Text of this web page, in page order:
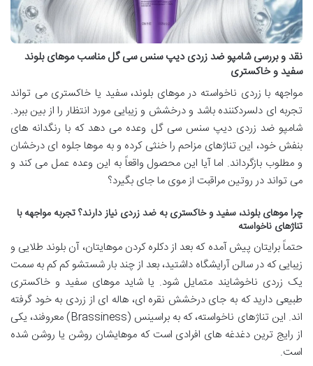
نقد و بررسی شامپو ضد زردی دیپ سنس سی گل مناسب موهای بلوند
سفید و خاکستری
مواجهه با زردی ناخواسته در موهای بلوند، سفید یا خاکستری می تواند
تجربه ای دلسردکننده باشد و درخشش و زیبایی مورد انتظار را از بین ببرد.
شامپو ضد زردی دیپ سنس سی گل وعده می دهد که با رنگدانه های
بنفش خود، این تناژهای مزاحم را خنثی کرده و به موها جلوه ای درخشان
و مطلوب بازگرداند. اما آیا این محصول واقعاً به این وعده عمل می کند و
می تواند در روتین مراقبت از موی ما جای بگیرد؟
چرا موهای بلوند، سفید و خاکستری به ضد زردی نیاز دارند؟ تجربه مواجهه با
تناژهای ناخواسته
حتماً برایتان پیش آمده که بعد از دکلره کردن موهایتان، آن بلوند طلایی و
زیبایی که در سالن آرایشگاه داشتید، بعد از چند بار شستشو کم کم به سمت
یک زردی ناخوشایند متمایل شود. یا شاید موهای سفید و خاکستری
طبیعی دارید که به جای درخشش نقره ای، هاله ای از زردی به خود گرفته
اند. این تناژهای ناخواسته، که به براسینس (Brassiness) معروفند، یکی
از رایج ترین دغدغه های افرادی است که موهایشان روشن یا روشن شده
است.